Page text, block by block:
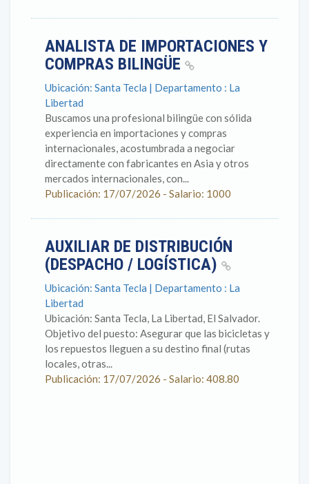
ANALISTA DE IMPORTACIONES Y
COMPRAS BILINGÜE
Ubicación: Santa Tecla | Departamento : La
Libertad
Buscamos una profesional bilingüe con sólida
experiencia en importaciones y compras
internacionales, acostumbrada a negociar
directamente con fabricantes en Asia y otros
mercados internacionales, con...
Publicación: 17/07/2026 - Salario: 1000
AUXILIAR DE DISTRIBUCIÓN
(DESPACHO / LOGÍSTICA)
Ubicación: Santa Tecla | Departamento : La
Libertad
Ubicación: Santa Tecla, La Libertad, El Salvador.
Objetivo del puesto: Asegurar que las bicicletas y
los repuestos lleguen a su destino final (rutas
locales, otras...
Publicación: 17/07/2026 - Salario: 408.80